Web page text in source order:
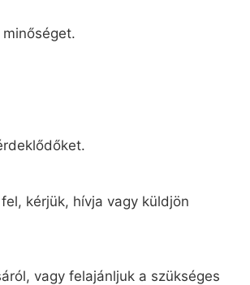
kérjük, hívja vagy küldjön
vagy felajánljuk a szükséges